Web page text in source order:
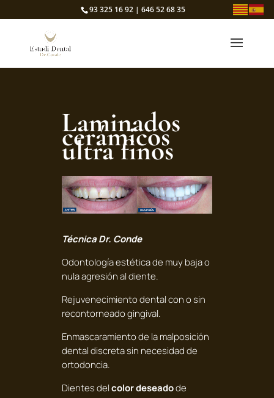
93 325 16 92 | 646 52 68 35
Laminados
cerámicos
ultra finos
Técnica Dr. Conde
Odontología estética de muy baja o
nula agresión al diente.
Rejuvenecimiento dental con o sin
recontorneado gingival.
Enmascaramiento de la malposición
dental discreta sin necesidad de
ortodoncia.
Dientes delcolor deseadode